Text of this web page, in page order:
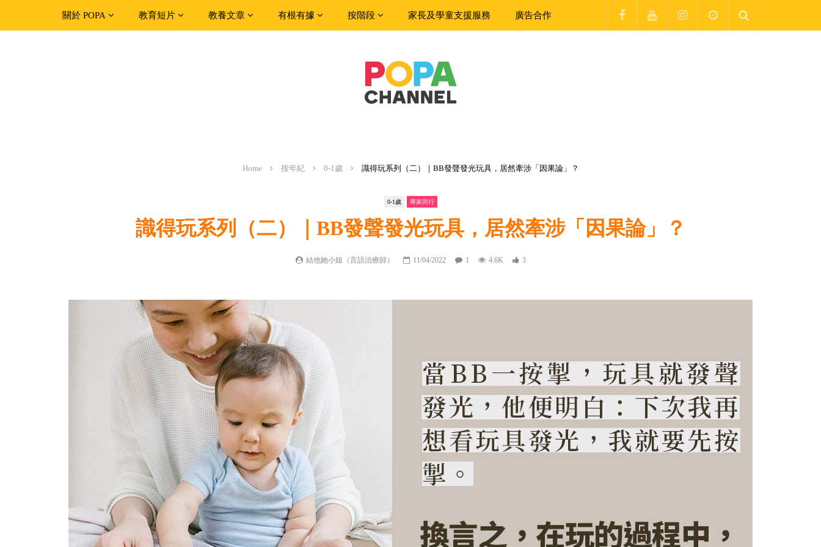
關於 POPA 教育短片 教養文章 有根有據 按階段 家長及學童支援服務 廣告合作
Home 按年紀 0-1歲 識得玩系列（二）｜BB發聲發光玩具，居然牽涉「因果論」？
0-1歲 專家同行
識得玩系列（二）｜BB發聲發光玩具，居然牽涉「因果論」？
結他她小姐（言語治療師） 11/04/2022 1 4.6K 3